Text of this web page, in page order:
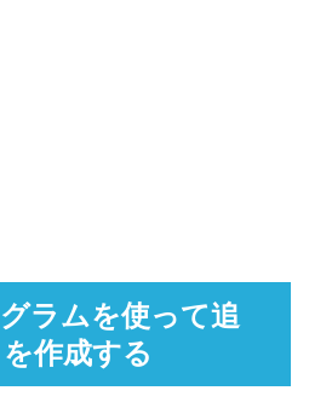
ラムを使って追
作成する